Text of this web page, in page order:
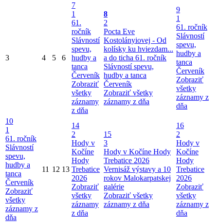
3 4 5 6
7
1
61.
ročník
Slávností
spevu,
hudby a
tanca
Červeník
Zobraziť
všetky
záznamy
z dňa
8
2
Pocta Eve
Kostolányiovej - Od
kolísky ku hviezdam...
a do ticha 61. ročník
Slávností spevu,
hudby a tanca
Červeník
Zobraziť všetky
záznamy z dňa
9
1
61. ročník
Slávností
spevu,
hudby a
tanca
Červeník
Zobraziť
všetky
záznamy z
dňa
10
1
61. ročník
Slávností
spevu,
hudby a
tanca
Červeník
Zobraziť
všetky
záznamy z
dňa
11 12 13
14
2
Hody v
Kočíne
Hody
Trebatice
2026
Zobraziť
všetky
záznamy
z dňa
15
3
Hody v Kočíne Hody
Trebatice 2026
Vernisáž výstavy a 10
rokov Malokarpatskej
galérie
Zobraziť všetky
záznamy z dňa
16
2
Hody v
Kočíne
Hody
Trebatice
2026
Zobraziť
všetky
záznamy z
dňa